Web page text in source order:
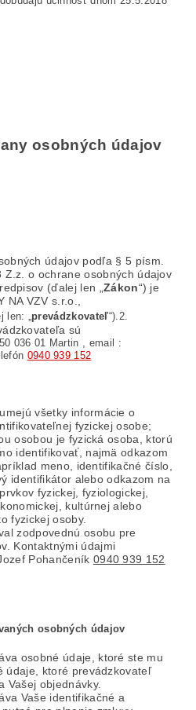
osobných údajov
údajov podľa § 5 písm.
Z.z. o ochrane osobných údajov
(ďalej len „ Zákon“) je
NA VZV s.r.o.,
len: „prevádzkovateľ“).2.
sú
036 01 Martin , email :
0940 939 152
všetky informácie o
fyzickej osobe;
osobou je fyzická osoba, ktorú
identifikovať, najmä odkazom
meno, identifikačné číslo,
identifikátor alebo odkazom na
fyzickej, fyziologickej,
kultúrnej alebo
fyzickej osoby.
zodpovednú osobu pre
Kontaktnými údajmi
Pohančeník 0940 939 152
osobných údajov
osobné údaje, ktoré ste mu
údaje, ktoré prevádzkovateľ
Vašej objednávky.
Vaše identifikačné a